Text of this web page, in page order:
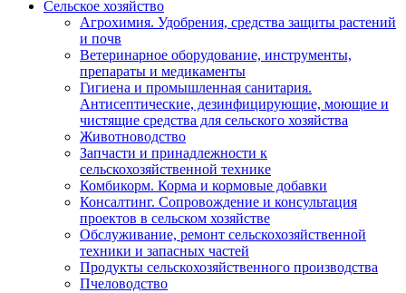
Сельское хозяйство
Агрохимия. Удобрения, средства защиты растений
и почв
Ветеринарное оборудование, инструменты,
препараты и медикаменты
Гигиена и промышленная санитария.
Антисептические, дезинфицирующие, моющие и
чистящие средства для сельского хозяйства
Животноводство
Запчасти и принадлежности к
сельскохозяйственной технике
Комбикорм. Корма и кормовые добавки
Консалтинг. Сопровождение и консультация
проектов в сельском хозяйстве
Обслуживание, ремонт сельскохозяйственной
техники и запасных частей
Продукты сельскохозяйственного производства
Пчеловодство